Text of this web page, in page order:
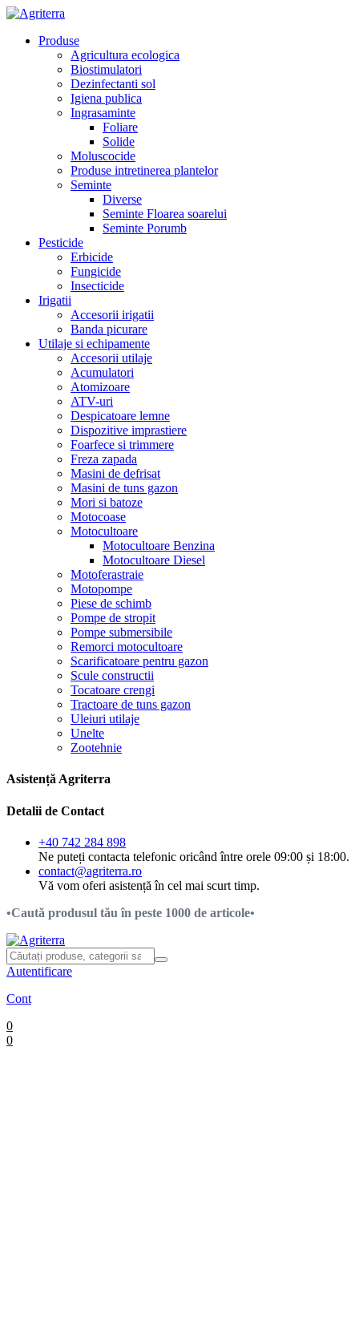
Produse
Agricultura ecologica
Biostimulatori
Dezinfectanti sol
Igiena publica
Ingrasaminte
Foliare
Solide
Moluscocide
Produse intretinerea plantelor
Seminte
Diverse
Seminte Floarea soarelui
Seminte Porumb
Pesticide
Erbicide
Fungicide
Insecticide
Irigatii
Accesorii irigatii
Banda picurare
Utilaje si echipamente
Accesorii utilaje
Acumulatori
Atomizoare
ATV-uri
Despicatoare lemne
Dispozitive imprastiere
Foarfece si trimmere
Freza zapada
Masini de defrisat
Masini de tuns gazon
Mori si batoze
Motocoase
Motocultoare
Motocultoare Benzina
Motocultoare Diesel
Motoferastraie
Motopompe
Piese de schimb
Pompe de stropit
Pompe submersibile
Remorci motocultoare
Scarificatoare pentru gazon
Scule constructii
Tocatoare crengi
Tractoare de tuns gazon
Uleiuri utilaje
Unelte
Zootehnie
Asistență Agriterra
Detalii de Contact
+40 742 284 898
Ne puteți contacta telefonic oricând între orele 09:00 și 18:00.
contact@agriterra.ro
Vă vom oferi asistență în cel mai scurt timp.
•Caută produsul tău în peste 1000 de articole•
Autentificare
Cont
0
0